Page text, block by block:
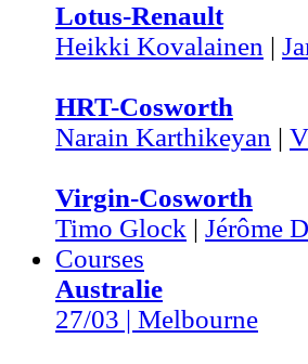
Lotus-Renault
Heikki Kovalainen |
HRT-Cosworth
Narain Karthikeyan |
Virgin-Cosworth
Timo Glock | Jérôme
Courses
Australie
27/03 | Melbourne